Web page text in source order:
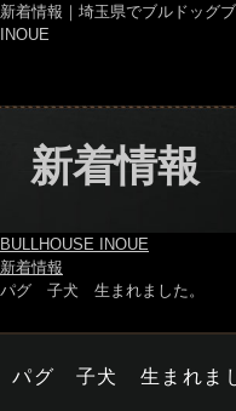
新着情報｜埼玉県でブルドッグ
INOUE
新着情報
BULLHOUSE INOUE
新着情報
パグ 子犬 生まれました。
パグ 子犬 生まれま